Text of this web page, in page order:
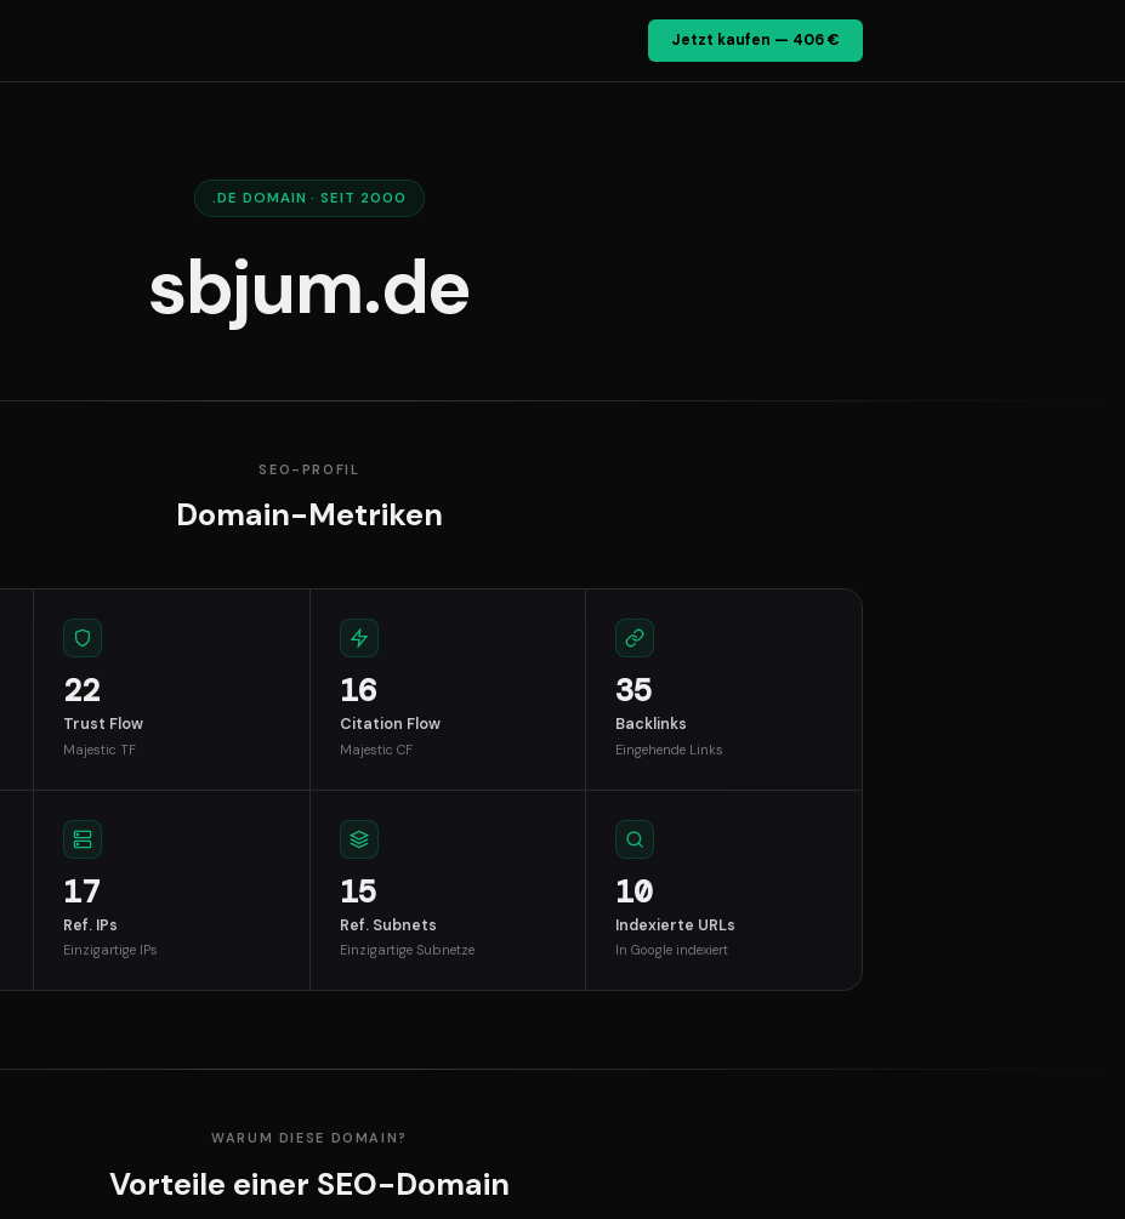
Jetzt kaufen — 406 €
.DE DOMAIN · SEIT 2000
sbjum.de
SEO-PROFIL
Domain-Metriken
22
Trust Flow
Majestic TF
16
Citation Flow
Majestic CF
35
Backlinks
Eingehende Links
17
Ref. IPs
Einzigartige IPs
15
Ref. Subnets
Einzigartige Subnetze
10
Indexierte URLs
In Google indexiert
WARUM DIESE DOMAIN?
Vorteile einer SEO-Domain